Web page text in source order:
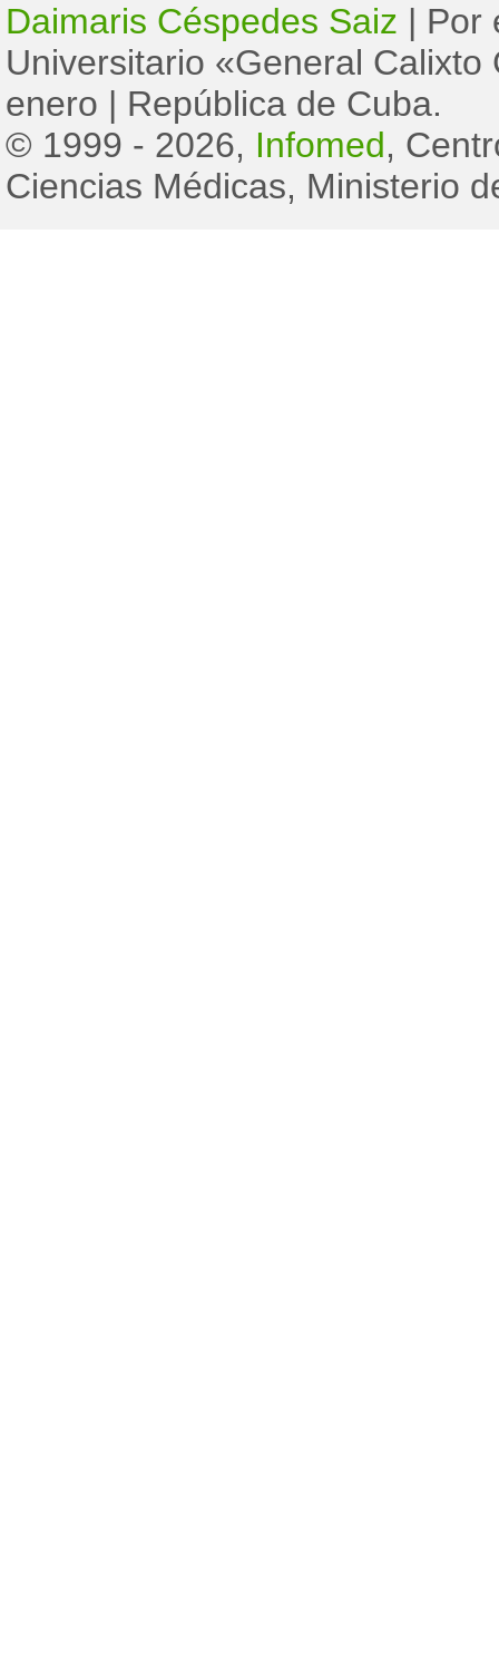
Daimaris Céspedes Saiz | Por
Universitario «General
enero | República de Cuba.
© 1999 - 2026, Infomed,
Ciencias Médicas, Ministerio